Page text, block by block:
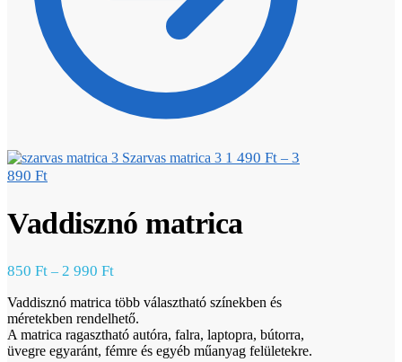
Szarvas matrica 3 1 490 Ft – 3
890 Ft
Vaddisznó matrica
850 Ft – 2 990 Ft
Vaddisznó matrica több választható színekben és
méretekben rendelhető.
A matrica ragasztható autóra, falra, laptopra, bútorra,
üvegre egyaránt, fémre és egyéb műanyag felületekre.